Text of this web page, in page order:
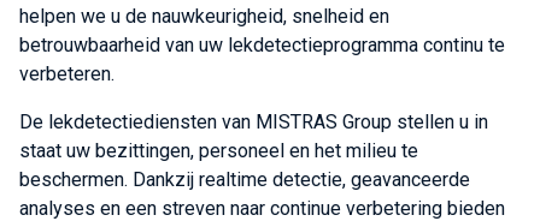
helpen we u de nauwkeurigheid, snelheid en
betrouwbaarheid van uw lekdetectieprogramma continu te
verbeteren.
De lekdetectiediensten van MISTRAS Group stellen u in
staat uw bezittingen, personeel en het milieu te
beschermen. Dankzij realtime detectie, geavanceerde
analyses en een streven naar continue verbetering bieden